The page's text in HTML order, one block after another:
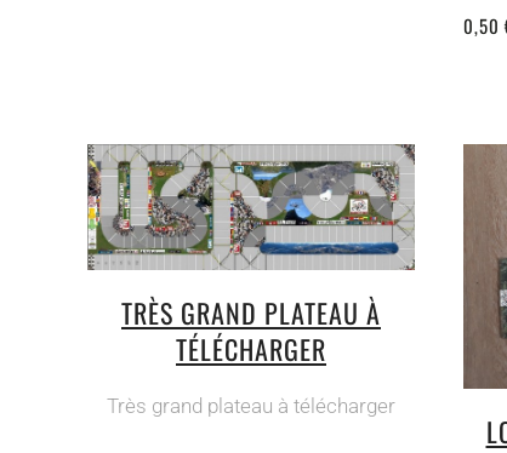
0,50
TRÈS GRAND PLATEAU À
TÉLÉCHARGER
Très grand plateau à télécharger